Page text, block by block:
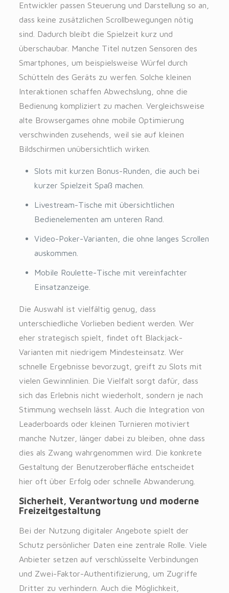
Entwickler passen Steuerung und Darstellung so an,
dass keine zusätzlichen Scrollbewegungen nötig
sind. Dadurch bleibt die Spielzeit kurz und
überschaubar. Manche Titel nutzen Sensoren des
Smartphones, um beispielsweise Würfel durch
Schütteln des Geräts zu werfen. Solche kleinen
Interaktionen schaffen Abwechslung, ohne die
Bedienung kompliziert zu machen. Vergleichsweise
alte Browsergames ohne mobile Optimierung
verschwinden zusehends, weil sie auf kleinen
Bildschirmen unübersichtlich wirken.
Slots mit kurzen Bonus-Runden, die auch bei
kurzer Spielzeit Spaß machen.
Livestream-Tische mit übersichtlichen
Bedienelementen am unteren Rand.
Video-Poker-Varianten, die ohne langes Scrollen
auskommen.
Mobile Roulette-Tische mit vereinfachter
Einsatzanzeige.
Die Auswahl ist vielfältig genug, dass
unterschiedliche Vorlieben bedient werden. Wer
eher strategisch spielt, findet oft Blackjack-
Varianten mit niedrigem Mindesteinsatz. Wer
schnelle Ergebnisse bevorzugt, greift zu Slots mit
vielen Gewinnlinien. Die Vielfalt sorgt dafür, dass
sich das Erlebnis nicht wiederholt, sondern je nach
Stimmung wechseln lässt. Auch die Integration von
Leaderboards oder kleinen Turnieren motiviert
manche Nutzer, länger dabei zu bleiben, ohne dass
dies als Zwang wahrgenommen wird. Die konkrete
Gestaltung der Benutzeroberfläche entscheidet
hier oft über Erfolg oder schnelle Abwanderung.
Sicherheit, Verantwortung und moderne
Freizeitgestaltung
Bei der Nutzung digitaler Angebote spielt der
Schutz persönlicher Daten eine zentrale Rolle. Viele
Anbieter setzen auf verschlüsselte Verbindungen
und Zwei-Faktor-Authentifizierung, um Zugriffe
Dritter zu verhindern. Auch die Möglichkeit,